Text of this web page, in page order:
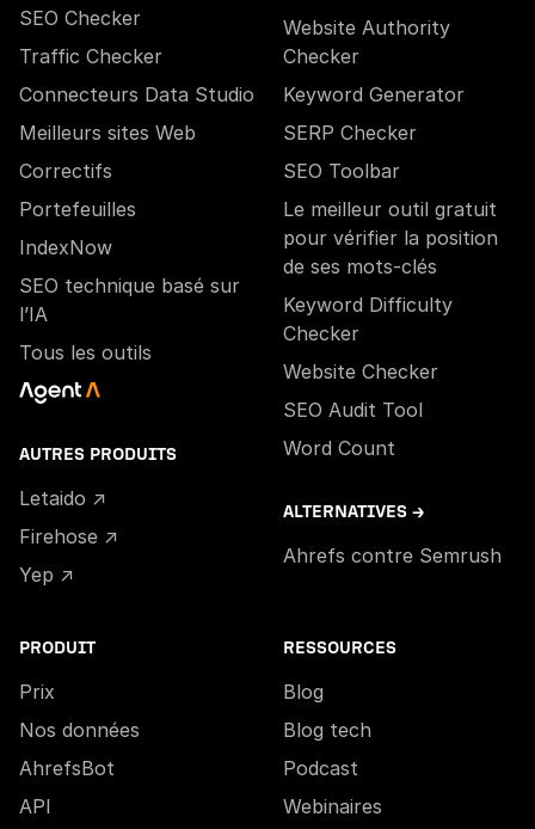
SEO Checker
Traffic Checker
Connecteurs Data Studio
Meilleurs sites Web
Correctifs
Portefeuilles
IndexNow
SEO technique basé sur
l’IA
Tous les outils
AUTRES PRODUITS
Letaido ↗
Firehose ↗
Yep ↗
Website Authority
Checker
Keyword Generator
SERP Checker
SEO Toolbar
Le meilleur outil gratuit
pour vérifier la position
de ses mots-clés
Keyword Difficulty
Checker
Website Checker
SEO Audit Tool
Word Count
ALTERNATIVES →
Ahrefs contre Semrush
PRODUIT
Prix
Nos données
AhrefsBot
API
RESSOURCES
Blog
Blog tech
Podcast
Webinaires